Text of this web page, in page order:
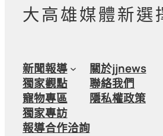
大高雄媒體新選
新聞報導
獨家觀點
寵物專區
獨家專訪
報導合作洽詢
關於jjnews
聯絡我們
隱私權政策